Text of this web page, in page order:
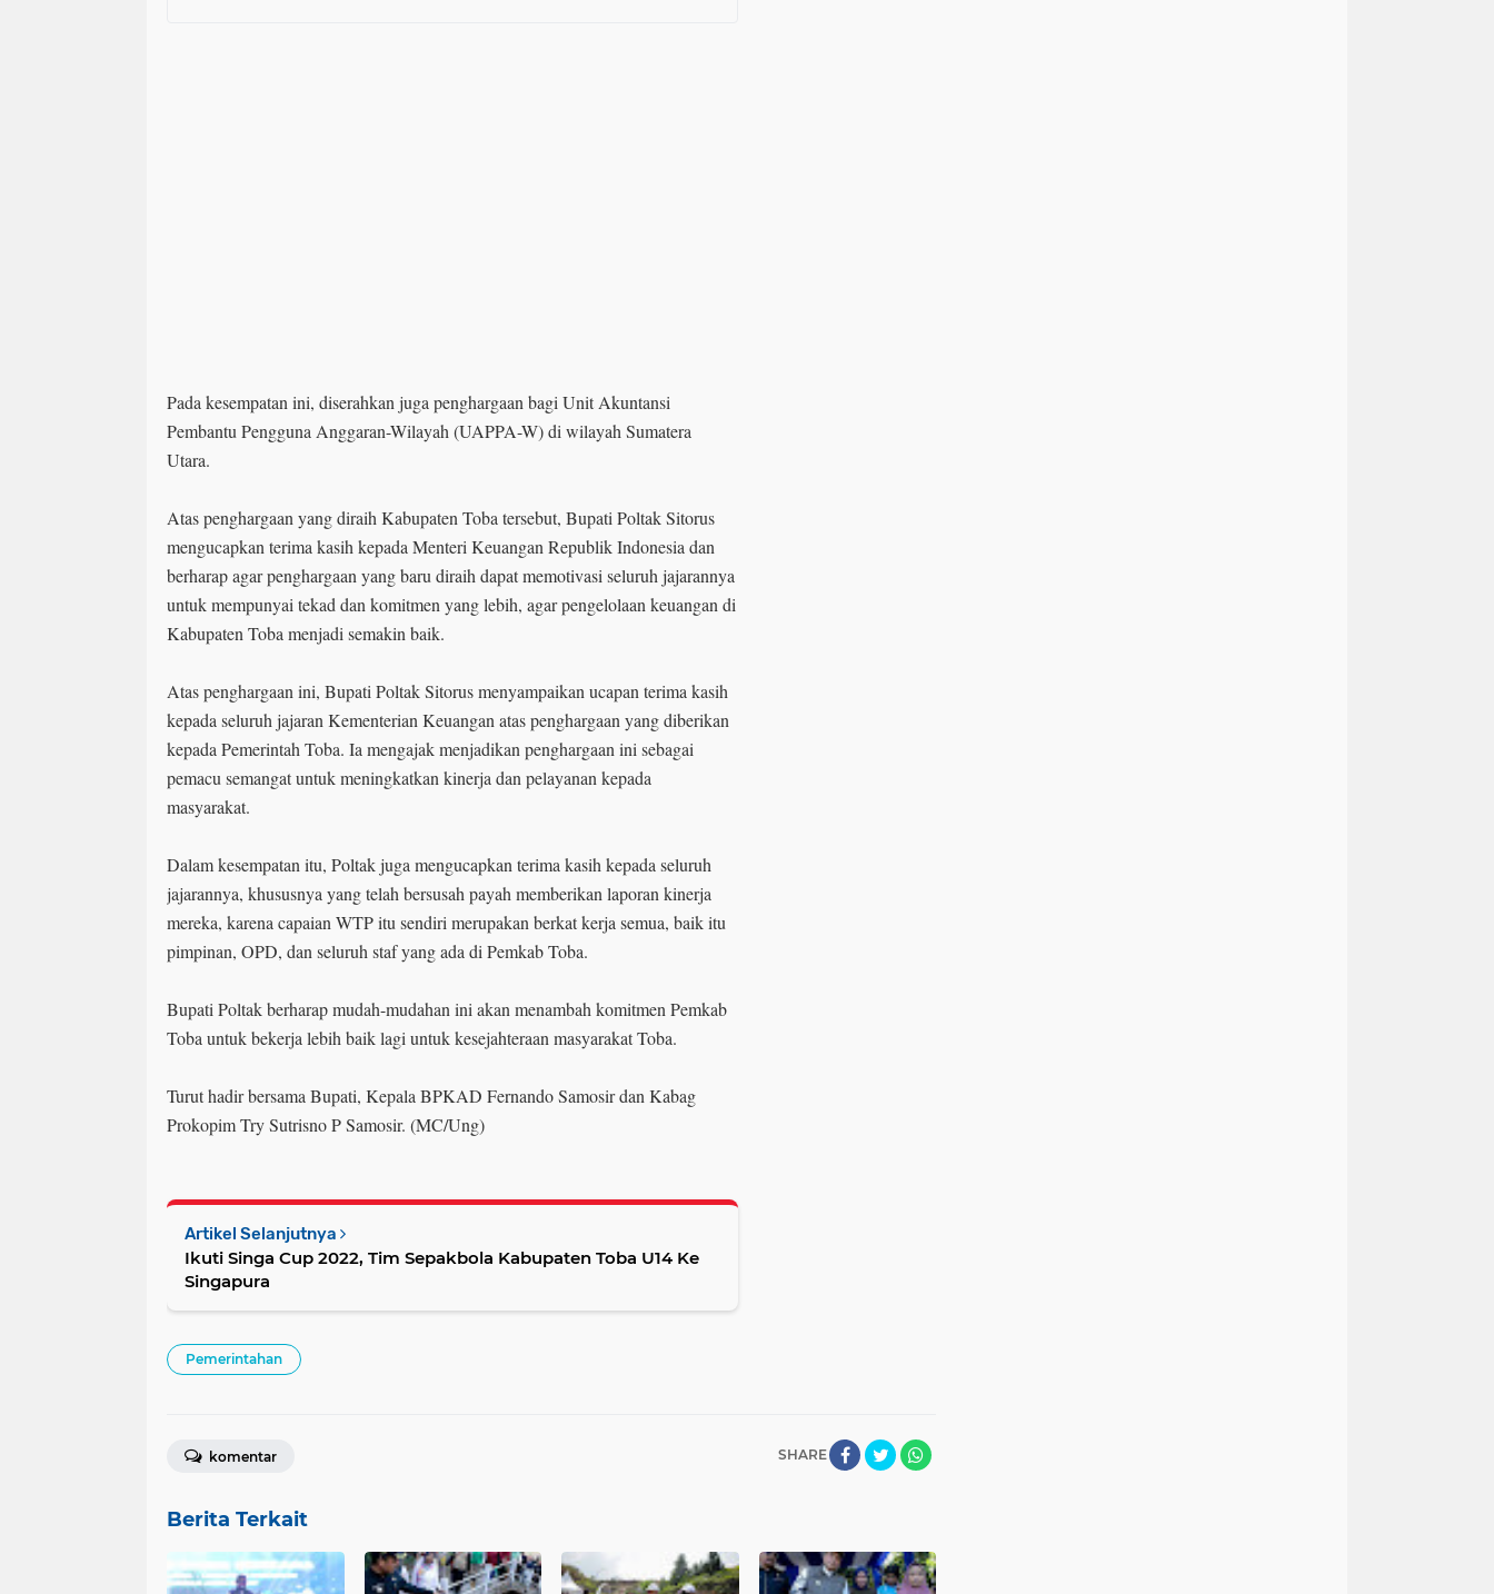
Pada kesempatan ini, diserahkan juga penghargaan bagi Unit Akuntansi
Pembantu Pengguna Anggaran-Wilayah (UAPPA-W) di wilayah Sumatera
Utara.
Atas penghargaan yang diraih Kabupaten Toba tersebut, Bupati Poltak Sitorus
mengucapkan terima kasih kepada Menteri Keuangan Republik Indonesia dan
berharap agar penghargaan yang baru diraih dapat memotivasi seluruh jajarannya
untuk mempunyai tekad dan komitmen yang lebih, agar pengelolaan keuangan di
Kabupaten Toba menjadi semakin baik.
Atas penghargaan ini, Bupati Poltak Sitorus menyampaikan ucapan terima kasih
kepada seluruh jajaran Kementerian Keuangan atas penghargaan yang diberikan
kepada Pemerintah Toba. Ia mengajak menjadikan penghargaan ini sebagai
pemacu semangat untuk meningkatkan kinerja dan pelayanan kepada
masyarakat.
Dalam kesempatan itu, Poltak juga mengucapkan terima kasih kepada seluruh
jajarannya, khususnya yang telah bersusah payah memberikan laporan kinerja
mereka, karena capaian WTP itu sendiri merupakan berkat kerja semua, baik itu
pimpinan, OPD, dan seluruh staf yang ada di Pemkab Toba.
Bupati Poltak berharap mudah-mudahan ini akan menambah komitmen Pemkab
Toba untuk bekerja lebih baik lagi untuk kesejahteraan masyarakat Toba.
Turut hadir bersama Bupati, Kepala BPKAD Fernando Samosir dan Kabag
Prokopim Try Sutrisno P Samosir. (MC/Ung)
Artikel Selanjutnya
Ikuti Singa Cup 2022, Tim Sepakbola Kabupaten Toba U14 Ke
Singapura
Pemerintahan
SHARE
komentar
Berita Terkait